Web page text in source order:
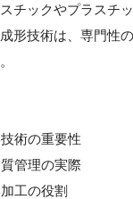
チックやプラスチ
形技術は、専門性
術の重要性
管理の実際
工の役割